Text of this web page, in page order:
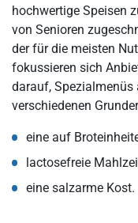
hochwertige Speisen
von Senioren
der für die meisten
fokussieren sich
darauf, Spezialmenüs
verschiedenen
eine auf
lactosefreie
eine salzarme Kost.